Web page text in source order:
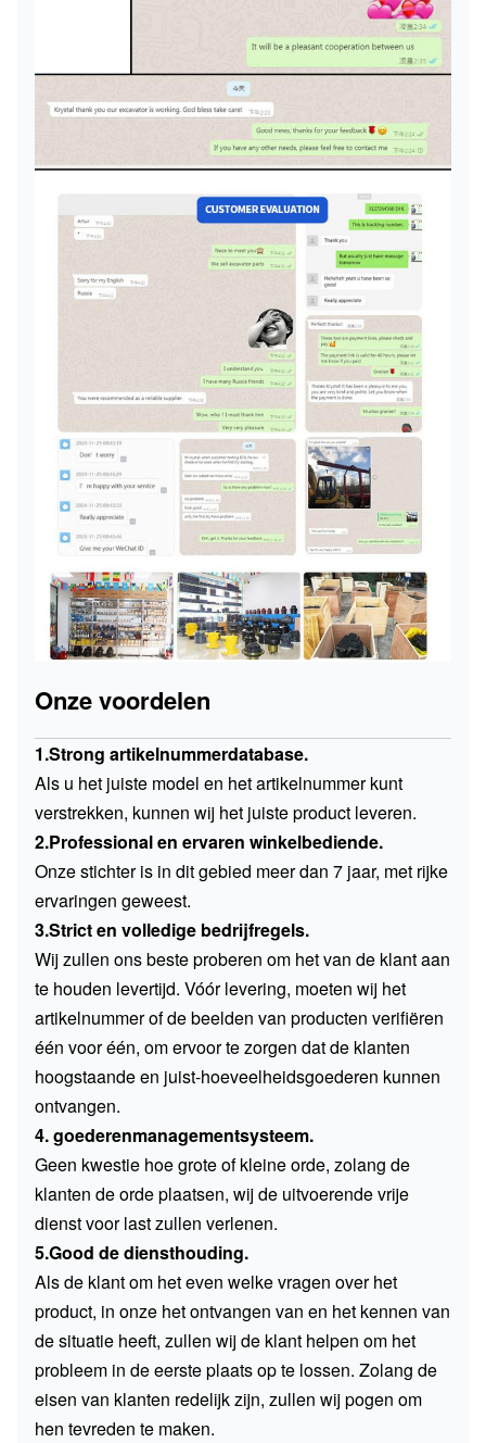
Onze voordelen
1.Strong artikelnummerdatabase.
Als u het juiste model en het artikelnummer kunt
verstrekken, kunnen wij het juiste product leveren.
2.Professional en ervaren winkelbediende.
Onze stichter is in dit gebied meer dan 7 jaar, met rijke
ervaringen geweest.
3.Strict en volledige bedrijfregels.
Wij zullen ons beste proberen om het van de klant aan
te houden levertijd. Vóór levering, moeten wij het
artikelnummer of de beelden van producten verifiëren
één voor één, om ervoor te zorgen dat de klanten
hoogstaande en juist-hoeveelheidsgoederen kunnen
ontvangen.
4. goederenmanagementsysteem.
Geen kwestie hoe grote of kleine orde, zolang de
klanten de orde plaatsen, wij de uitvoerende vrije
dienst voor last zullen verlenen.
5.Good de diensthouding.
Als de klant om het even welke vragen over het
product, in onze het ontvangen van en het kennen van
de situatie heeft, zullen wij de klant helpen om het
probleem in de eerste plaats op te lossen. Zolang de
eisen van klanten redelijk zijn, zullen wij pogen om
hen tevreden te maken.